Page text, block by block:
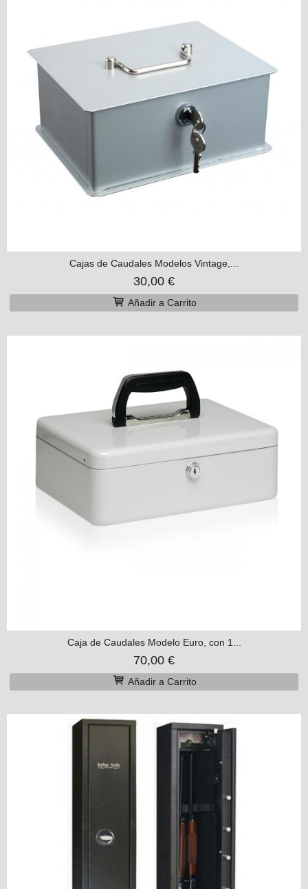
Cajas de Caudales Modelos Vintage,...
30,00 €
Añadir a Carrito
Caja de Caudales Modelo Euro, con 1...
70,00 €
Añadir a Carrito